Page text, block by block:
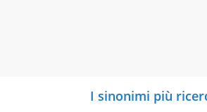
I sinonimi più